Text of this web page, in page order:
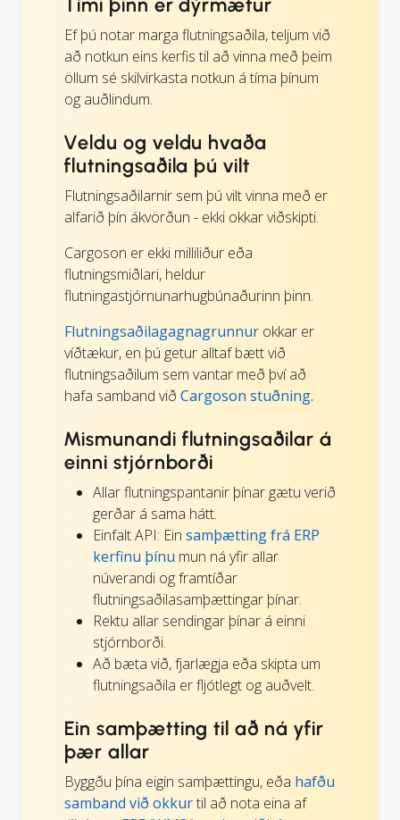
Tími þinn er dýrmætur
Ef þú notar marga flutningsaðila, teljum við
að notkun eins kerfis til að vinna með þeim
öllum sé skilvirkasta notkun á tíma þínum
og auðlindum.
Veldu og veldu hvaða
flutningsaðila þú vilt
Flutningsaðilarnir sem þú vilt vinna með er
alfarið þín ákvörðun - ekki okkar viðskipti.
Cargoson er ekki milliliður eða
flutningsmiðlari, heldur
flutningastjórnunarhugbúnaðurinn þinn.
Flutningsaðilagagnagrunnur okkar er
víðtækur, en þú getur alltaf bætt við
flutningsaðilum sem vantar með því að
hafa samband við Cargoson stuðning.
Mismunandi flutningsaðilar á
einni stjórnborði
Allar flutningspantanir þínar gætu verið
gerðar á sama hátt.
Einfalt API: Ein samþætting frá ERP
kerfinu þínu mun ná yfir allar
núverandi og framtíðar
flutningsaðilasamþættingar þínar.
Rektu allar sendingar þínar á einni
stjórnborði.
Að bæta við, fjarlægja eða skipta um
flutningsaðila er fljótlegt og auðvelt.
Ein samþætting til að ná yfir
þær allar
Byggðu þína eigin samþættingu, eða hafðu
samband við okkurtil að nota eina af